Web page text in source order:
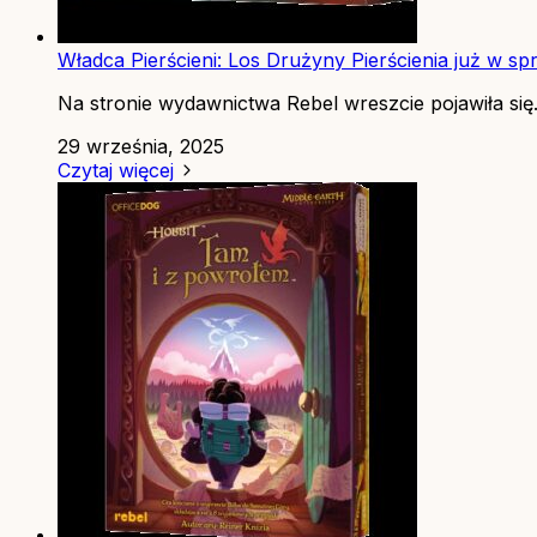
Władca Pierścieni: Los Drużyny Pierścienia już w
Na stronie wydawnictwa Rebel wreszcie pojawiła
29 września, 2025
Czytaj więcej